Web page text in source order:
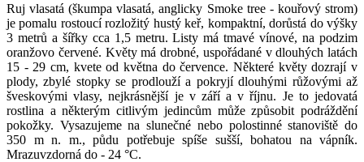
Ruj vlasatá (škumpa vlasatá, anglicky Smoke tree - kouřový strom)
je pomalu rostoucí rozložitý hustý keř, kompaktní, dorůstá do výšky
3 metrů a šířky cca 1,5 metru. Listy má tmavé vínové, na podzim
oranžovo červené. Květy má drobné, uspořádané v dlouhých latách
15 - 29 cm, kvete od května do července. Některé květy dozrají v
plody, zbylé stopky se prodlouží a pokryjí dlouhými růžovými až
šveskovými vlasy, nejkrásnější je v září a v říjnu. Je to jedovatá
rostlina a některým citlivým jedincům může způsobit podráždění
pokožky. Vysazujeme na slunečné nebo polostinné stanoviště do
350 m n. m., půdu potřebuje spíše sušší, bohatou na vápník.
Mrazuvzdorná do - 24 °C.